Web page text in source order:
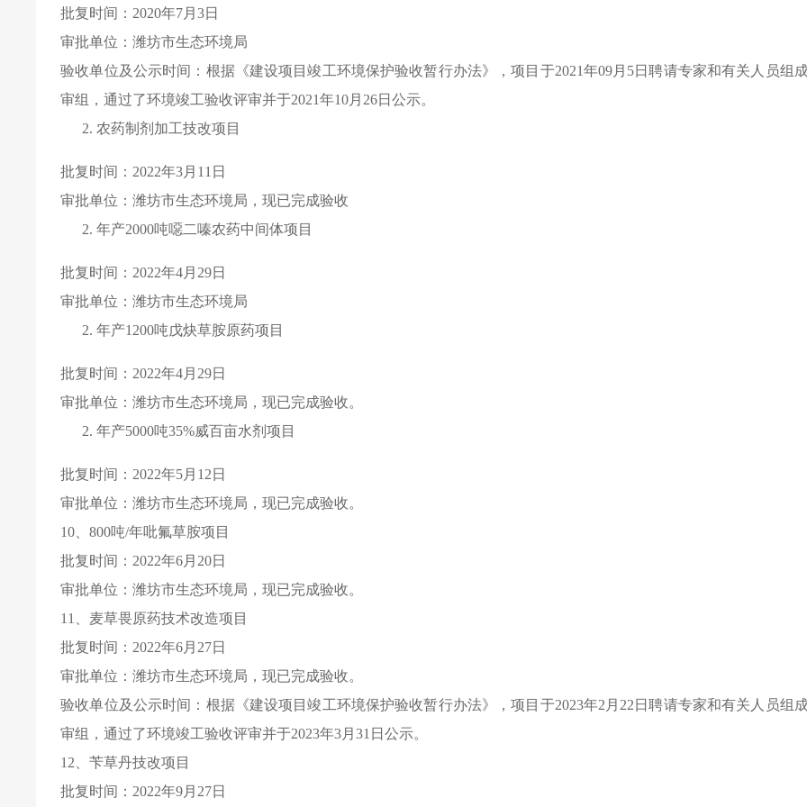
批复时间： 2020年7月3日
审批单位：潍坊市生态环境局
验收单位及公示时间：根据《建设项目竣工环境保护验收暂行办法》，项目于2021年09月 5日聘请专家和有关人员组
审组，通过了环境竣工验收评审并于2021年10月 26日公示。
农药制剂加工技改项目
批复时间： 2022年3月 11 日
审批单位：潍坊市生态环境局，现已完成验收
年产2000吨噁二嗪农药中间体项目
批复时间： 2022年4月 29日
审批单位：潍坊市生态环境局
年产1200吨戊炔草胺原药项目
批复时间： 2022年4月 29日
审批单位：潍坊市生态环境局，现已完成验收。
年产5000吨35%威百亩水剂项目
批复时间： 2022年5月 12 日
审批单位：潍坊市生态环境局，现已完成验收。
10 、800吨/年吡氟草胺项目
批复时间： 2022年6月 20日
审批单位：潍坊市生态环境局，现已完成验收。
11
、麦草畏原药技术改造项目
批复时间： 2022年6月 27日
审批单位：潍坊市生态环境局，现已完成验收。
验收单位及公示时间：根据《建设项目竣工环境保护验收暂行办法》，项目于2023年2 月 22 日聘请专家和有关人员组
审组，通过了环境竣工验收评审并于2023年3月31 日公示。
12 、苄草丹技改项目
批复时间： 2022年9月 27日